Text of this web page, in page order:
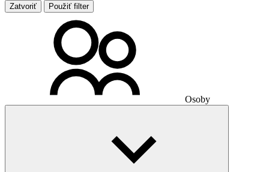
Zatvoriť Použiť filter
Osoby